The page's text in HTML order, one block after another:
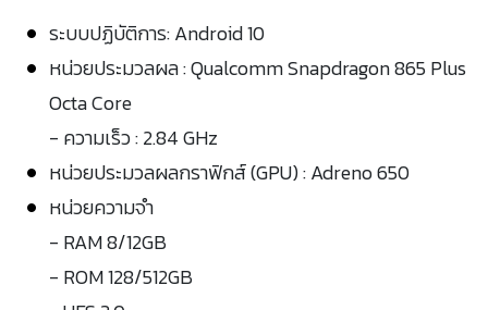
ระบบปฏิบัติการ: Android 10
หน่วยประมวลผล : Qualcomm Snapdragon 865 Plus
Octa Core
- ความเร็ว : 2.84 GHz
หน่วยประมวลผลกราฟิกส์ (GPU) : Adreno 650
หน่วยความจำ
- RAM 8/12GB
- ROM 128/512GB